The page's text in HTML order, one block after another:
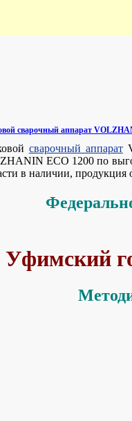
сварочный аппарат
сварочный аппарат
ECO 1200 по
в наличии, продукция
Уфимский